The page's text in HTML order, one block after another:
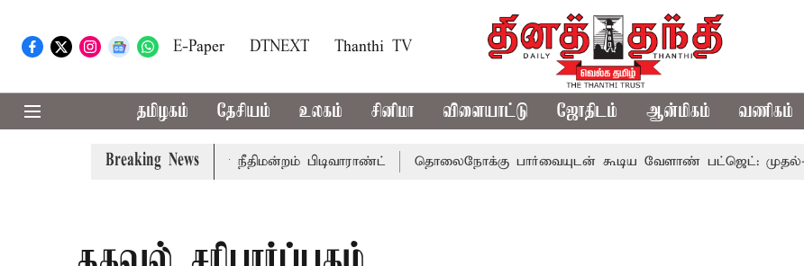
E-Paper DTNEXT Thanthi TV
தமிழகம் தேசியம் உலகம் சினிமா விளையாட்டு ஜோதிடம் ஆன்மிகம் வணிகம்
Breaking News
பொன்முடிக்கு சென்னை நீதிமன்றம் பிடிவாராண்ட் தொலைநோக்கு பார்வையுடன் கூடிய வேளாண் பட்ஜெட்: முதல்-